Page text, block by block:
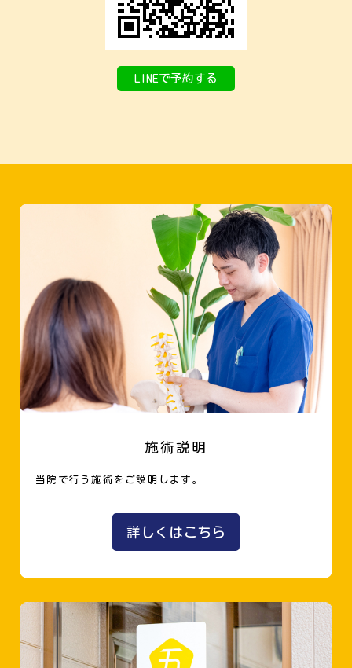
LINEで予約する
施術説明
当院で行う施術をご説明します。
詳しくはこちら